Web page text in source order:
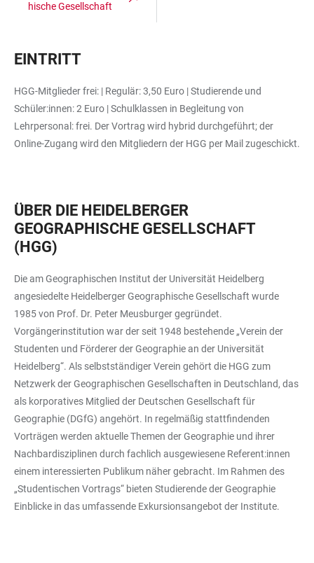
hische Gesellschaft
EINTRITT
HGG-Mitglieder frei: | Regulär: 3,50 Euro | Studierende und
Schüler:innen: 2 Euro | Schulklassen in Begleitung von
Lehrpersonal: frei. Der Vortrag wird hybrid durchgeführt; der
Online-Zugang wird den Mitgliedern der HGG per Mail zugeschickt.
ÜBER DIE HEIDELBERGER
GEOGRAPHISCHE GESELLSCHAFT
(HGG)
Die am Geographischen Institut der Universität Heidelberg
angesiedelte Heidelberger Geographische Gesellschaft wurde
1985 von Prof. Dr. Peter Meusburger gegründet.
Vorgängerinstitution war der seit 1948 bestehende „Verein der
Studenten und Förderer der Geographie an der Universität
Heidelberg“. Als selbstständiger Verein gehört die HGG zum
Netzwerk der Geographischen Gesellschaften in Deutschland, das
als korporatives Mitglied der Deutschen Gesellschaft für
Geographie (DGfG) angehört. In regelmäßig stattfindenden
Vorträgen werden aktuelle Themen der Geographie und ihrer
Nachbardisziplinen durch fachlich ausgewiesene Referent:innen
einem interessierten Publikum näher gebracht. Im Rahmen des
„Studentischen Vortrags“ bieten Studierende der Geographie
Einblicke in das umfassende Exkursionsangebot der Institute.